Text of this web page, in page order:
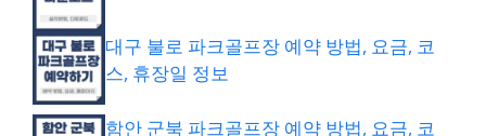
대구 불로 파크골프장 예약 방법, 요금, 코
스, 휴장일 정보
함안 군북 파크골프장 예약 방법, 요금, 코